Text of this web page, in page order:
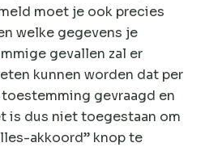
moet je ook precies
welke gegevens je
gevallen zal er
kunnen worden dat per
gevraagd en
is dus niet toegestaan om
akkoord” knop te